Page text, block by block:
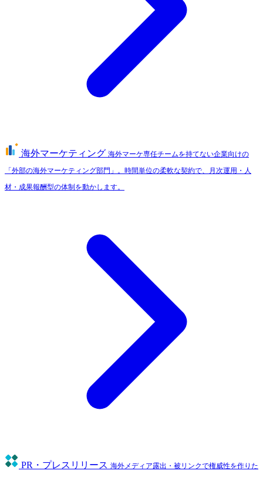
海外マーケティング 海外マーケ専任チームを持てない企業向けの
「外部の海外マーケティング部門」。時間単位の柔軟な契約で、月次運用・人
材・成果報酬型の体制を動かします。
PR・プレスリリース 海外メディア露出・被リンクで権威性を作りた